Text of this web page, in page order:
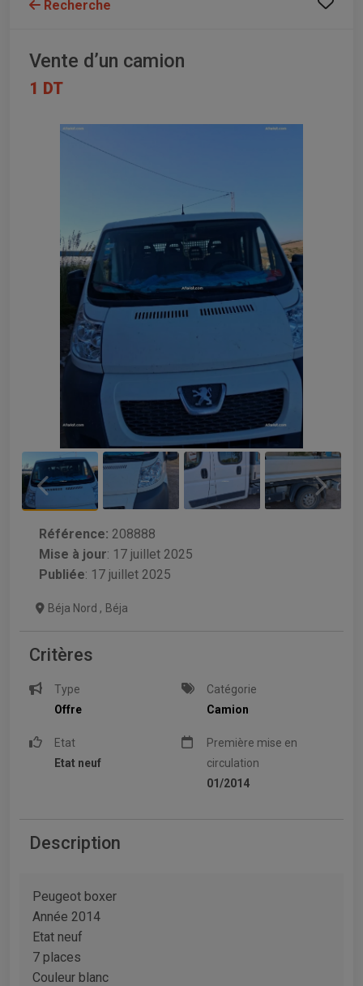
Recherche
Vente d’un camion
1 DT
Référence: 208888
Mise à jour: 17 juillet 2025
Publiée: 17 juillet 2025
Béja Nord , Béja
Critères
Type
Offre
Catégorie
Camion
Etat
Etat neuf
Première mise en
circulation
01/2014
Description
Peugeot boxer
Année 2014
Etat neuf
7 places
Couleur blanc